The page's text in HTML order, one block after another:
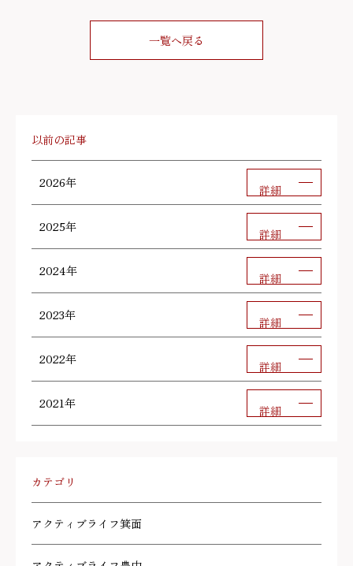
一覧へ戻る
以前の記事
2026年 詳細
2025年 詳細
2024年 詳細
2023年 詳細
2022年 詳細
2021年 詳細
カテゴリ
アクティブライフ箕面